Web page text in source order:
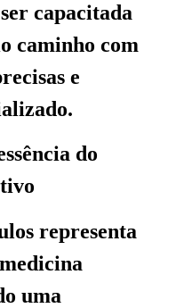
capacitada
caminho com
e
do
representa
uma